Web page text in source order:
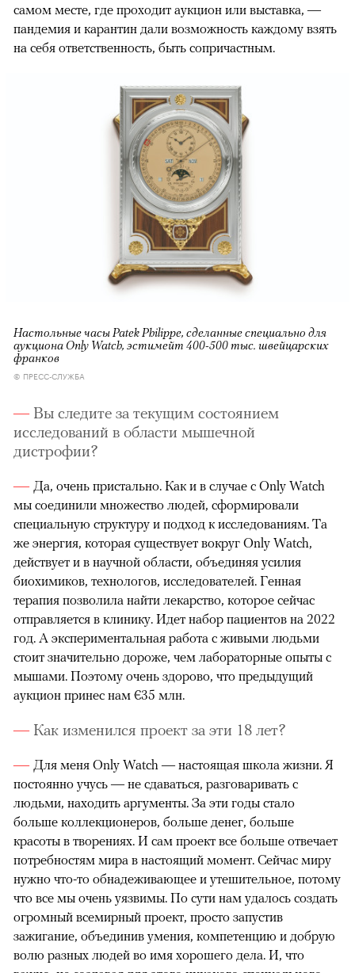
самом месте, где проходит аукцион или выставка, —
пандемия и карантин дали возможность каждому взять
на себя ответственность, быть сопричастным.
Настольные часы Patek Philippe, сделанные специально для
аукциона Only Watch, эстимейт 400-500 тыс. швейцарских
франков
© ПРЕСС-СЛУЖБА
Вы следите за текущим состоянием
исследований в области мышечной
дистрофии?
Да, очень пристально. Как и в случае с Only Watch
мы соединили множество людей, сформировали
специальную структуру и подход к исследованиям. Та
же энергия, которая существует вокруг Only Watch,
действует и в научной области, объединяя усилия
биохимиков, технологов, исследователей. Генная
терапия позволила найти лекарство, которое сейчас
отправляется в клинику. Идет набор пациентов на 2022
год. А экспериментальная работа с живыми людьми
стоит значительно дороже, чем лабораторные опыты с
мышами. Поэтому очень здорово, что предыдущий
аукцион принес нам €35 млн.
Как изменился проект за эти 18 лет?
Для меня Only Watch — настоящая школа жизни. Я
постоянно учусь — не сдаваться, разговаривать с
людьми, находить аргументы. За эти годы стало
больше коллекционеров, больше денег, больше
красоты в творениях. И сам проект все больше отвечает
потребностям мира в настоящий момент. Сейчас миру
нужно что-то обнадеживающее и утешительное, потому
что все мы очень уязвимы. По сути нам удалось создать
огромный всемирный проект, просто запустив
зажигание, объединив умения, компетенцию и добрую
волю разных людей во имя хорошего дела. И, что